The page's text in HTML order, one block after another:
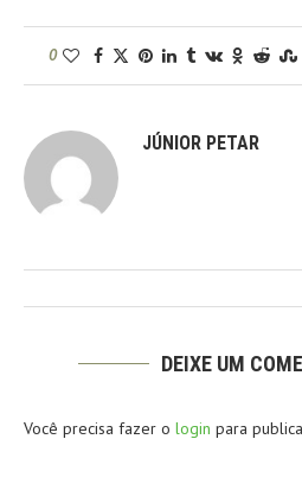
0
JÚNIOR PETAR
DEIXE UM
Você precisa fazer o login para